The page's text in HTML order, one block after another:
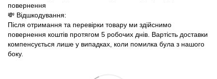
повернення
💸 Відшкодування:
Після отримання та перевірки товару ми здійснимо
повернення коштів протягом 5 робочих днів. Вартість доставки
компенсується лише у випадках, коли помилка була з нашого
боку.